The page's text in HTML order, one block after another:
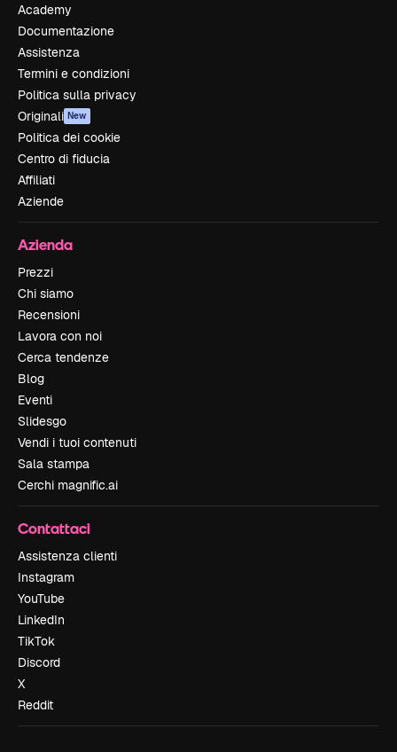
Academy
Documentazione
Assistenza
Termini e condizioni
Politica sulla privacy
Originali New
Politica dei cookie
Centro di fiducia
Affiliati
Aziende
Azienda
Prezzi
Chi siamo
Recensioni
Lavora con noi
Cerca tendenze
Blog
Eventi
Slidesgo
Vendi i tuoi contenuti
Sala stampa
Cerchi magnific.ai
Contattaci
Assistenza clienti
Instagram
YouTube
LinkedIn
TikTok
Discord
X
Reddit